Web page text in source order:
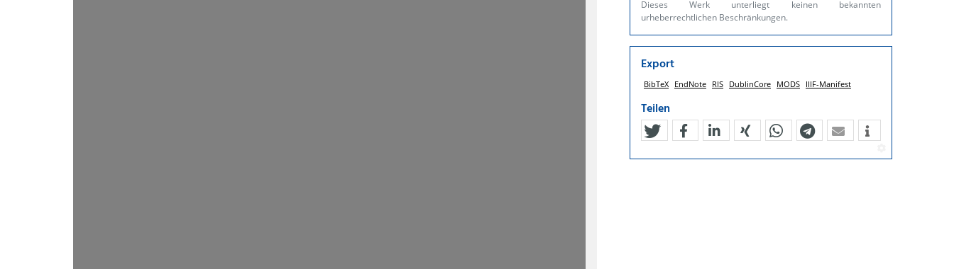
Dieses Werk unterliegt keinen bekannten
urheberrechtlichen Beschränkungen.
Export
BibTeX EndNote RIS DublinCore MODS IIIF-Manifest
Teilen